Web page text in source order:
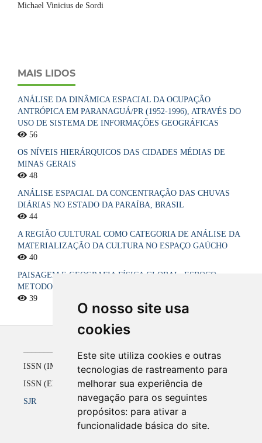
O nosso site usa
cookies
Este site utiliza cookies e outras
tecnologias de rastreamento para
melhorar sua experiência de
navegação para os seguintes
propósitos: para ativar a
funcionalidade básica do site.
Michael Vinicius de Sordi
MAIS LIDOS
ANÁLISE DA DINÂMICA ESPACIAL DA OCUPAÇÃO
ANTRÓPICA EM PARANAGUÁ/PR (1952-1996), ATRAVÉS DO
USO DE SISTEMA DE INFORMAÇÕES GEOGRÁFICAS
56
OS NÍVEIS HIERÁRQUICOS DAS CIDADES MÉDIAS DE
MINAS GERAIS
48
ANÁLISE ESPACIAL DA CONCENTRAÇÃO DAS CHUVAS
DIÁRIAS NO ESTADO DA PARAÍBA, BRASIL
44
A REGIÃO CULTURAL COMO CATEGORIA DE ANÁLISE DA
MATERIALIZAÇÃO DA CULTURA NO ESPAÇO GAÚCHO
40
PAISAGEM E GEOGRAFIA FÍSICA GLOBAL. ESBOÇO
METODOLÓGICO
39
ISSN (IMPRESSO) 1516-4136 até 2008
ISSN (ELETRÔNICO) 2177-2738 a partir de 2009
SJR